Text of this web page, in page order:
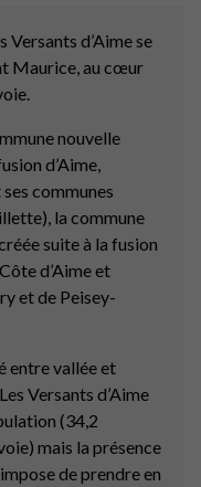
Versants d’Aime se
Maurice, au cœur
nouvelle
d’Aime,
communes
la commune
suite à la fusion
d’Aime et
et de Peisey-
entre vallée et
Versants d’Aime
(34,2
mais la présence
de prendre en